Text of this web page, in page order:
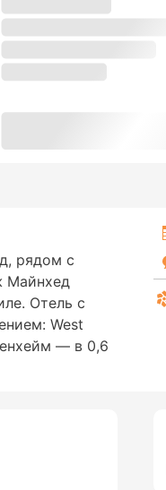
рядом с
Майнхед
Отель с
West
— в 0,6